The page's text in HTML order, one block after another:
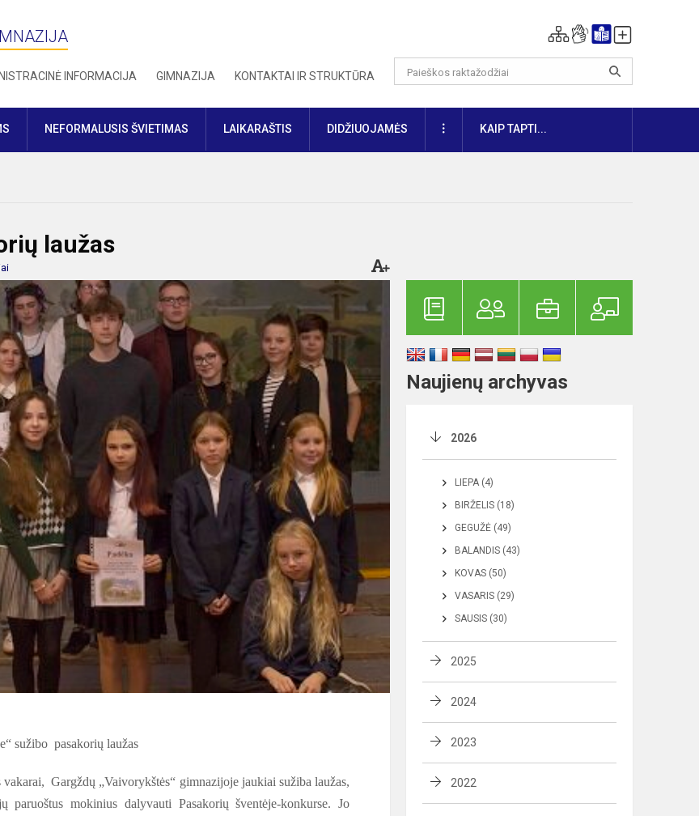
INFORMACIJA GIMNAZIJA KONTAKTAI IR STRUKTŪRA
NEFORMALUSIS ŠVIETIMAS LAIKARAŠTIS DIDŽIUOJAMĖS DAUGIAUKAIP TAPTI...
laužas
sužibo pasakorių laužas
Gargždų „Vaivorykštės“ gimnazijoje jaukiai sužiba laužas,
mokinius dalyvauti Pasakorių šventėje-konkurse. Jo
Naujienų archyvas
2026
LIEPA (4)
BIRŽELIS (18)
GEGUŽĖ (49)
BALANDIS (43)
KOVAS (50)
VASARIS (29)
SAUSIS (30)
2025
2024
2023
2022